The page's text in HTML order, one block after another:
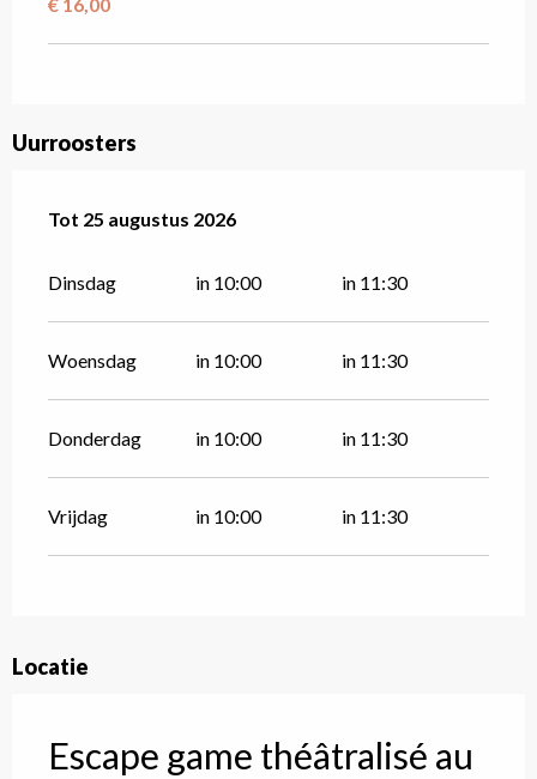
Uurroosters
Vanaf14 juli 2026tot25 augustus 2026
Tot 25 augustus 2026
Dinsdag in 10:00 in 11:30
Woensdag in 10:00 in 11:30
Donderdag in 10:00 in 11:30
Vrijdag in 10:00 in 11:30
Locatie
Escape game théâtralisé au